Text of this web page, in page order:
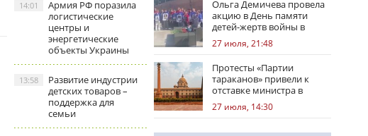
Армия РФ поразила
логистические
центры и
энергетические
объекты Украины
14:01
Развитие индустрии
детских товаров –
поддержка для
семьи
13:58
Ольга Демичева провела
акцию в День памяти
детей-жертв войны в
Донбассе
27 июля, 21:48
Протесты «Партии
тараканов» привели к
отставке министра в
Индии
27 июля, 14:30